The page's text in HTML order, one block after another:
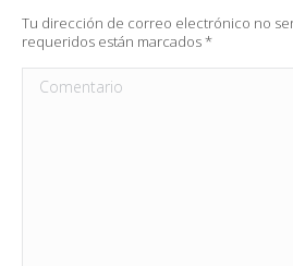
Tu dirección de correo electrónico no
requeridos están marcados*
Comentario